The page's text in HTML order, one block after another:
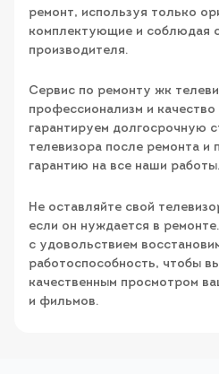
ремонт, используя только
комплектующие и соблюдая
производителя.
Сервис по ремонту жк
профессионализм и
гарантируем долгосрочную
телевизора после ремонта и
гарантию на все наши работы.
Не оставляйте свой
если он нуждается в
с удовольствием
работоспособность, чтобы
качественным просмотром
и фильмов.